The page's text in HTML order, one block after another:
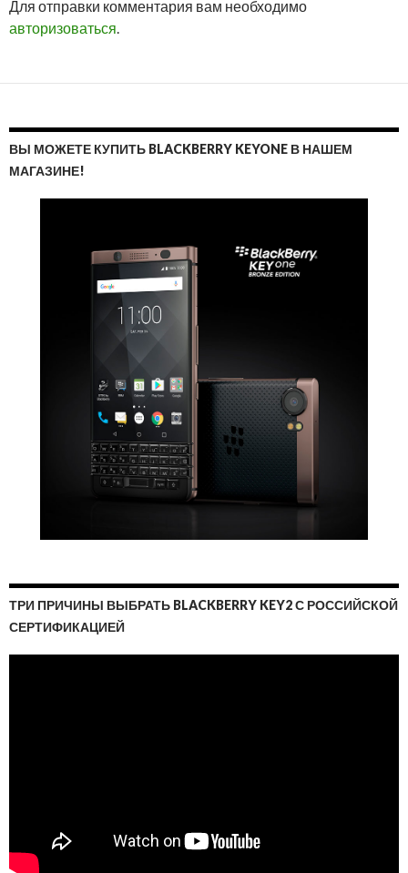
Для отправки комментария вам необходимо
авторизоваться
ВЫ МОЖЕТЕ КУПИТЬ BLACKBERRY KEYONE В НАШЕМ
МАГАЗИНЕ!
ТРИ ПРИЧИНЫ ВЫБРАТЬ BLACKBERRY KEY2 С РОССИЙСКОЙ
СЕРТИФИКАЦИЕЙ